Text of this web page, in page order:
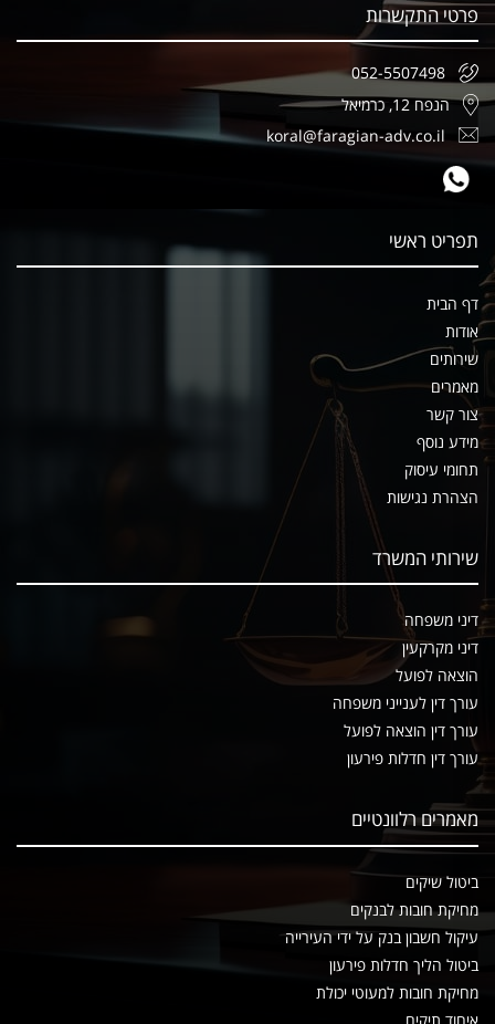
פרטי התקשרות
052-5507498
הנפח 12, כרמיאל
koral@faragian-adv.co.il
תפריט ראשי
דף הבית
אודות
שירותים
מאמרים
צור קשר
מידע נוסף
תחומי עיסוק
הצהרת נגישות
שירותי המשרד
דיני משפחה
דיני מקרקעין
הוצאה לפועל
עורך דין לענייני משפחה
עורך דין הוצאה לפועל
עורך דין חדלות פירעון
מאמרים רלוונטיים
ביטול שיקים
מחיקת חובות לבנקים
עיקול חשבון בנק על ידי העירייה
ביטול הליך חדלות פירעון
מחיקת חובות למעוטי יכולת